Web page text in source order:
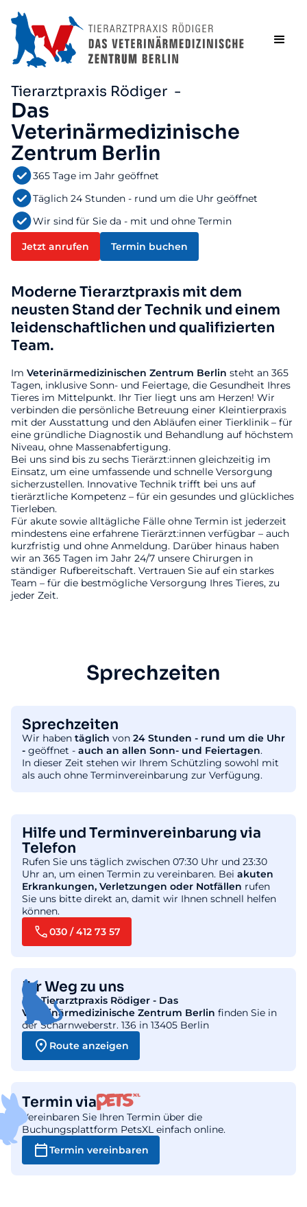
Tierarztpraxis Rödiger -
Das
Veterinärmedizinische
Zentrum Berlin
365 Tage im Jahr geöffnet
Täglich 24 Stunden - rund um die Uhr geöffnet
Wir sind für Sie da - mit und ohne Termin
Jetzt anrufen Termin buchen
Moderne Tierarztpraxis mit dem
neusten Stand der Technik und einem
leidenschaftlichen und qualifizierten
Team.
Im Veterinärmedizinischen Zentrum Berlin steht an 365
Tagen, inklusive Sonn- und Feiertage, die Gesundheit Ihres
Tieres im Mittelpunkt. Ihr Tier liegt uns am Herzen! Wir
verbinden die persönliche Betreuung einer Kleintierpraxis
mit der Ausstattung und den Abläufen einer Tierklinik – für
eine gründliche Diagnostik und Behandlung auf höchstem
Niveau, ohne Massenabfertigung.
Bei uns sind bis zu sechs Tierärzt:innen gleichzeitig im
Einsatz, um eine umfassende und schnelle Versorgung
sicherzustellen. Innovative Technik trifft bei uns auf
tierärztliche Kompetenz – für ein gesundes und glückliches
Tierleben.
Für akute sowie alltägliche Fälle ohne Termin ist jederzeit
mindestens eine erfahrene Tierärzt:innen verfügbar – auch
kurzfristig und ohne Anmeldung. Darüber hinaus haben
wir an 365 Tagen im Jahr 24/7 unsere Chirurgen in
ständiger Rufbereitschaft. Vertrauen Sie auf ein starkes
Team – für die bestmögliche Versorgung Ihres Tieres, zu
jeder Zeit.
Sprechzeiten
Sprechzeiten
Wir haben täglich von 24 Stunden - rund um die Uhr
- geöffnet - auch an allen Sonn- und Feiertagen.
In dieser Zeit stehen wir Ihrem Schützling sowohl mit
als auch ohne Terminvereinbarung zur Verfügung.
Hilfe und Terminvereinbarung via
Telefon
Rufen Sie uns täglich zwischen 07:30 Uhr und 23:30
Uhr an, um einen Termin zu vereinbaren. Bei akuten
Erkrankungen, Verletzungen oder Notfällen rufen
Sie uns bitte direkt an, damit wir Ihnen schnell helfen
können.
030 / 412 73 57
Ihr Weg zu uns
DieTierarztpraxis Rödiger - Das
Veterinärmedizinische Zentrum Berlin finden Sie in
der Scharnweberstr. 136 in 13405 Berlin
Route anzeigen
Termin via
Vereinbaren Sie Ihren Termin über die
Buchungsplattform PetsXL einfach online.
Termin vereinbaren